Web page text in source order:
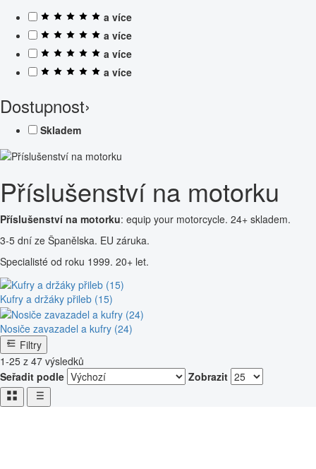
a více
a více
a více
a více
Dostupnost›
Skladem
Příslušenství na motorku
Příslušenství na motorku: equip your motorcycle. 24+ skladem.
3-5 dní ze Španělska. EU záruka.
Specialisté od roku 1999. 20+ let.
Kufry a držáky přileb (15)
Nosiče zavazadel a kufry (24)
Filtry
1-25 z 47 výsledků
Seřadit podle
Zobrazit